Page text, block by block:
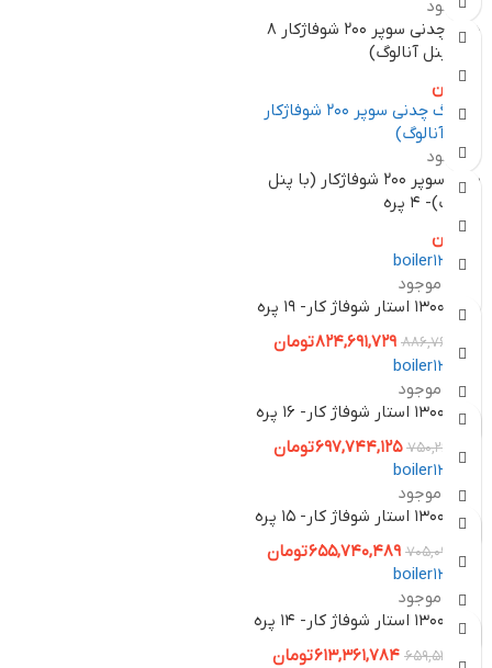
ناموجود
دیگ چدنی سوپر 200 شوفاژکار 8
پره (پنل آنالوگ)
تومان
ناموجود
بویلر سوپر ۲۰۰ شوفاژکار (با پنل
آنالوگ)- ۴ پره
تومان
ناموجود
بویلر ۱۳۰۰ استار شوفاژ کار- ۱۹ پره
886,765,300
824,691,729تومان
ناموجود
بویلر ۱۳۰۰ استار شوفاژ کار- ۱۶ پره
750,262,500
697,744,125تومان
ناموجود
بویلر ۱۳۰۰ استار شوفاژ کار- ۱۵ پره
705,097,300
655,740,489تومان
ناموجود
بویلر ۱۳۰۰ استار شوفاژ کار- ۱۴ پره
659,528,800
613,361,784تومان